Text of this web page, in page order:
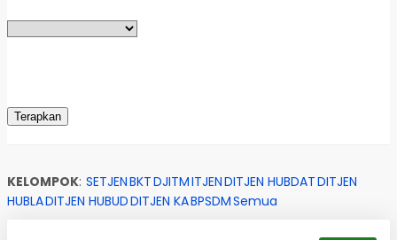
KELOMPOK: SETJENBKTDJITMITJENDITJEN HUBDATDITJEN
HUBLADITJEN HUBUDDITJEN KABPSDMSemua